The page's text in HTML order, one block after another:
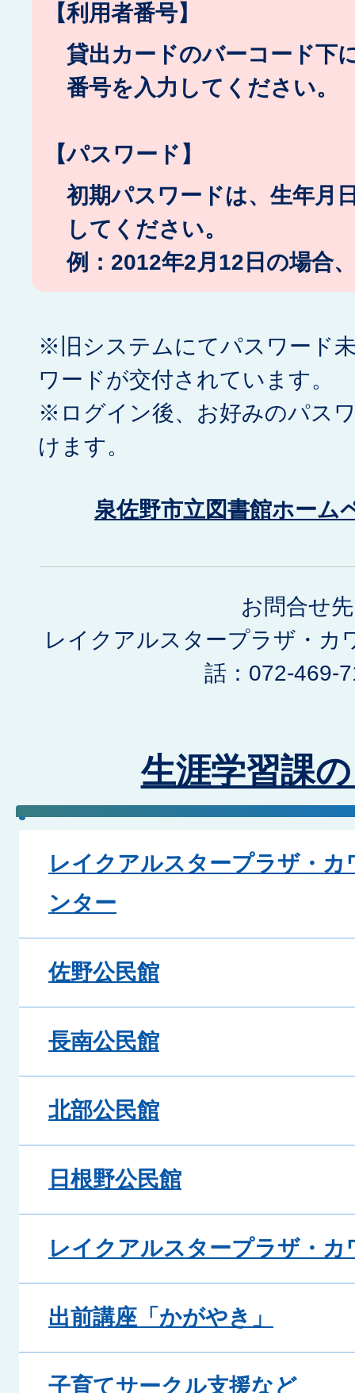
【利用者番号】
貸出カードのバーコード下
番号を入力してください。
【パスワード】
初期パスワードは、生年月
してください。
例：2012年2月12日の場合
※旧システムにてパスワード
ワードが交付されています。
※ログイン後、お好みのパス
けます。
泉佐野市立図書館ホーム
お問合せ先
レイクアルスタープラザ・カ
話：072-469-
生涯学習課
レイクアルスタープラザ・カ
ンター
佐野公民館
長南公民館
北部公民館
日根野公民館
レイクアルスタープラザ・カ
出前講座「かがやき」
子育てサークル支援など